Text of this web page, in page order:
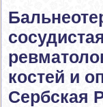
костей и
Сербская